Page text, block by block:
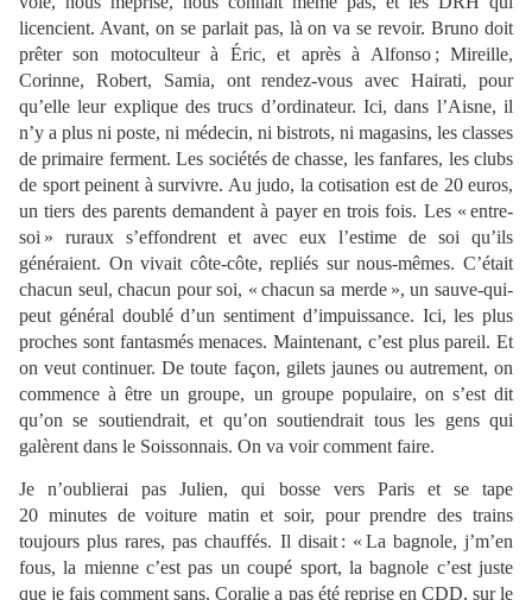
licencient. Avant, on se parlait pas, là on va se revoir. Bruno doit
prêter son motoculteur à Éric, et après à Alfonso ; Mireille,
Corinne, Robert, Samia, ont rendez-vous avec Hairati, pour
qu’elle leur explique des trucs d’ordinateur. Ici, dans l’Aisne, il
n’y a plus ni poste, ni médecin, ni bistrots, ni magasins, les classes
de primaire ferment. Les sociétés de chasse, les fanfares, les clubs
de sport peinent à survivre. Au judo, la cotisation est de 20 euros,
un tiers des parents demandent à payer en trois fois. Les « entre-
soi » ruraux s’effondrent et avec eux l’estime de soi qu’ils
généraient. On vivait côte-côte, repliés sur nous-mêmes. C’était
chacun seul, chacun pour soi, « chacun sa merde », un sauve-qui-
peut général doublé d’un sentiment d’impuissance. Ici, les plus
proches sont fantasmés menaces. Maintenant, c’est plus pareil. Et
on veut continuer. De toute façon, gilets jaunes ou autrement, on
commence à être un groupe, un groupe populaire, on s’est dit
qu’on se soutiendrait, et qu’on soutiendrait tous les gens qui
galèrent dans le Soissonnais. On va voir comment faire.
Je n’oublierai pas Julien, qui bosse vers Paris et se tape
20 minutes de voiture matin et soir, pour prendre des trains
toujours plus rares, pas chauffés. Il disait : « La bagnole, j’m’en
fous, la mienne c’est pas un coupé sport, la bagnole c’est juste
que je fais comment sans, Coralie a pas été reprise en CDD, sur le